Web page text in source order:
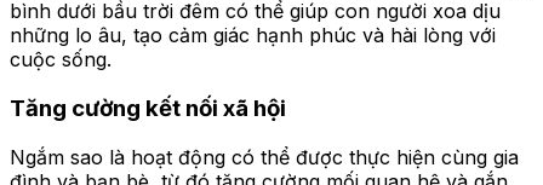
bình dưới bầu trời đêm có thể giúp con người xoa dịu
những lo âu, tạo cảm giác hạnh phúc và hài lòng với
cuộc sống.
Tăng cường kết nối xã hội
Ngắm sao là hoạt động có thể được thực hiện cùng gia